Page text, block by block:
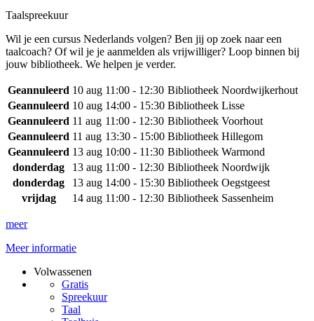
Taalspreekuur
Wil je een cursus Nederlands volgen? Ben jij op zoek naar een
taalcoach? Of wil je je aanmelden als vrijwilliger? Loop binnen bij
jouw bibliotheek. We helpen je verder.
Geannuleerd 10 aug 11:00 - 12:30 Bibliotheek Noordwijkerhout
Geannuleerd 10 aug 14:00 - 15:30 Bibliotheek Lisse
Geannuleerd 11 aug 11:00 - 12:30 Bibliotheek Voorhout
Geannuleerd 11 aug 13:30 - 15:00 Bibliotheek Hillegom
Geannuleerd 13 aug 10:00 - 11:30 Bibliotheek Warmond
donderdag
13 aug 11:00 - 12:30 Bibliotheek Noordwijk
donderdag
13 aug 14:00 - 15:30 Bibliotheek Oegstgeest
vrijdag
14 aug 11:00 - 12:30 Bibliotheek Sassenheim
meer
Meer informatie
Volwassenen
Gratis
Spreekuur
Taal